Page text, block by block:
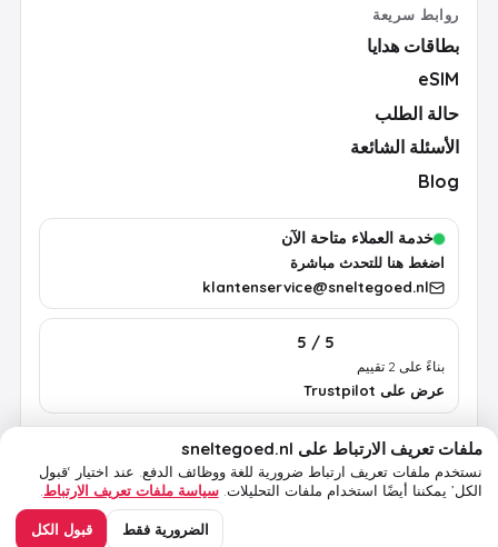
روابط سريعة
بطاقات هدايا
eSIM
حالة الطلب
الأسئلة الشائعة
Blog
خدمة العملاء متاحة الآن
اضغط هنا للتحدث مباشرة
klantenservice@sneltegoed.nl
5 / 5
بناءً على 2 تقييم
عرض على Trustpilot
الشروطالخصوصيةسياسة ملفات تعريف الارتباطملفات تعريف الارتباط على sneltegoed.nl
نستخدم ملفات تعريف ارتباط ضرورية للغة ووظائف الدفع. عند اختيار ‘قبول
الكل’ يمكننا أيضًا استخدام ملفات التحليلات. سياسة ملفات تعريف الارتباط
الضرورية فقط قبول الكل